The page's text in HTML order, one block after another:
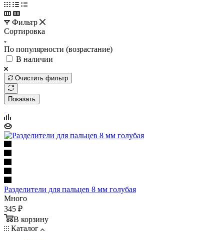
Фильтр
Сортировка
По популярности (возрастание)
В наличии
Очистить фильтр
Показать
Разделители для пальцев 8 мм голубая
Много
345 ₽
В корзину
Каталог